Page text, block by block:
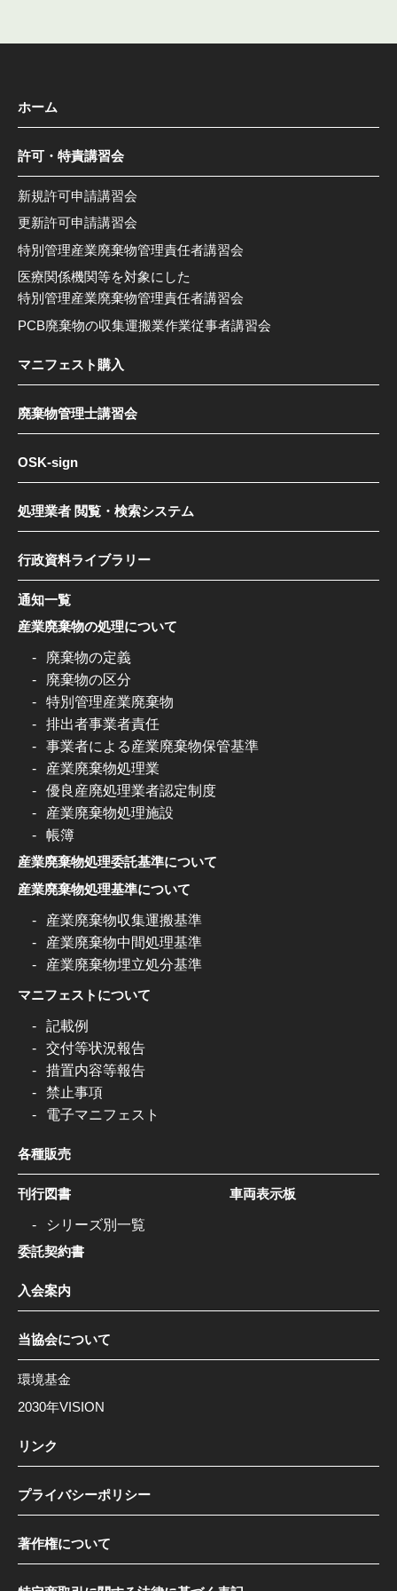
ホーム
許可・特責講習会
新規許可申請講習会
更新許可申請講習会
特別管理産業廃棄物管理責任者講習会
医療関係機関等を対象にした
特別管理産業廃棄物管理責任者講習会
PCB廃棄物の収集運搬業作業従事者講習会
マニフェスト購入
廃棄物管理士講習会
OSK-sign
処理業者 閲覧・検索システム
行政資料ライブラリー
通知一覧
産業廃棄物の処理について
廃棄物の定義
廃棄物の区分
特別管理産業廃棄物
排出者事業者責任
事業者による産業廃棄物保管基準
産業廃棄物処理業
優良産廃処理業者認定制度
産業廃棄物処理施設
帳簿
産業廃棄物処理委託基準について
産業廃棄物処理基準について
産業廃棄物収集運搬基準
産業廃棄物中間処理基準
産業廃棄物埋立処分基準
マニフェストについて
記載例
交付等状況報告
措置内容等報告
禁止事項
電子マニフェスト
各種販売
刊行図書
シリーズ別一覧
委託契約書
車両表示板
入会案内
当協会について
環境基金
2030年VISION
リンク
プライバシーポリシー
著作権について